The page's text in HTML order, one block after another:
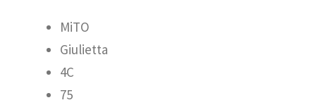
MiTO
Giulietta
4C
75